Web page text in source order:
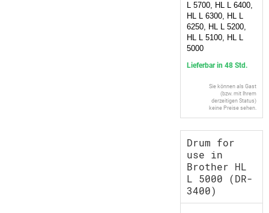
L 5700, HL L 6400,
HL L 6300, HL L
6250, HL L 5200,
HL L 5100, HL L
5000
Lieferbar in 48 Std.
Sie können als Gast
(bzw. mit Ihrem
derzeitigen Status)
keine Preise sehen.
Drum for
use in
Brother HL
L 5000 (DR-
3400)